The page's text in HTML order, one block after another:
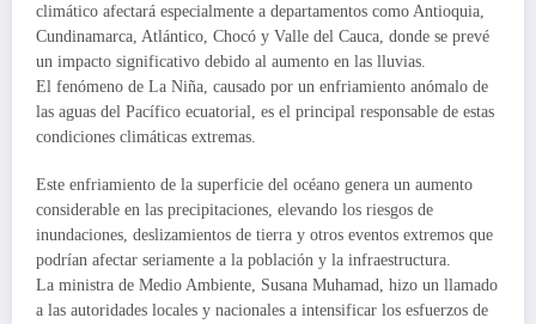
climático afectará especialmente a departamentos como Antioquia,
Cundinamarca, Atlántico, Chocó y Valle del Cauca, donde se prevé
un impacto significativo debido al aumento en las lluvias.
El fenómeno de La Niña, causado por un enfriamiento anómalo de
las aguas del Pacífico ecuatorial, es el principal responsable de estas
condiciones climáticas extremas.
Este enfriamiento de la superficie del océano genera un aumento
considerable en las precipitaciones, elevando los riesgos de
inundaciones, deslizamientos de tierra y otros eventos extremos que
podrían afectar seriamente a la población y la infraestructura.
La ministra de Medio Ambiente, Susana Muhamad, hizo un llamado
a las autoridades locales y nacionales a intensificar los esfuerzos de